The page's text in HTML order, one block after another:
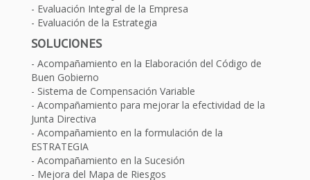
Evaluación Integral de la Empresa
Evaluación de la Estrategia
SOLUCIONES
Acompañamiento en la Elaboración del Código de
Buen Gobierno
Sistema de Compensación Variable
Acompañamiento para mejorar la efectividad de la
Junta Directiva
Acompañamiento en la formulación de la
ESTRATEGIA
Acompañamiento en la Sucesión
Mejora del Mapa de Riesgos